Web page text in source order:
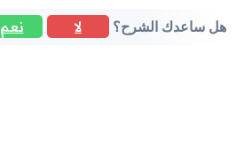
هل ساعدك الشرح؟ لا نعم